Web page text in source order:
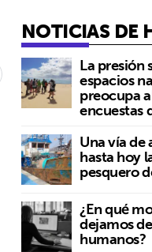
NOTICIAS DE
La presión
espacios
preocupa
encuestas
Una vía de
hasta hoy
pesquero
¿En qué
dejamos
humanos?